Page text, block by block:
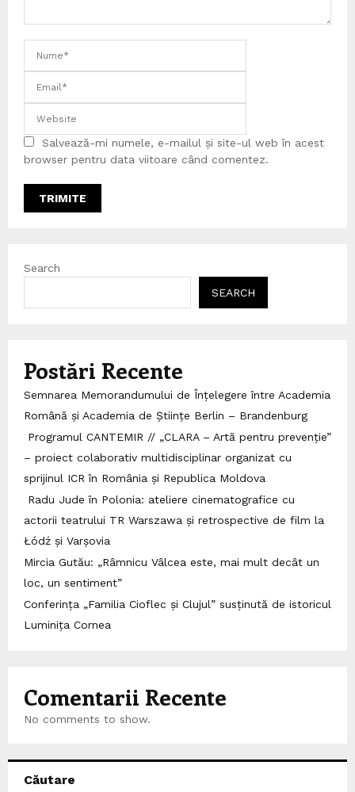
Salvează-mi numele, e-mailul și site-ul web în acest
browser pentru data viitoare când comentez.
Search
SEARCH
Postări Recente
Semnarea Memorandumului de Înțelegere între Academia
Română și Academia de Științe Berlin – Brandenburg
Programul CANTEMIR // „CLARA – Artă pentru prevenție”
– proiect colaborativ multidisciplinar organizat cu
sprijinul ICR în România și Republica Moldova
Radu Jude în Polonia: ateliere cinematografice cu
actorii teatrului TR Warszawa și retrospective de film la
Łódź și Varșovia
Mircia Gutău: „Râmnicu Vâlcea este, mai mult decât un
loc, un sentiment”
Conferința „Familia Cioflec și Clujul” susținută de istoricul
Luminița Cornea
Comentarii Recente
No comments to show.
Căutare